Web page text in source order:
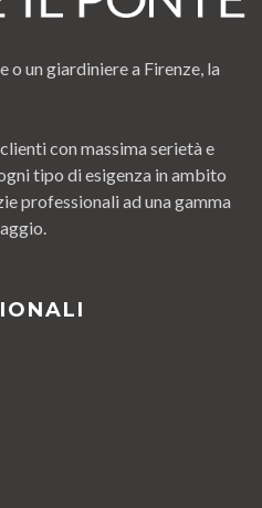
o un giardiniere a Firenze, la
con massima serietà e
tipo di esigenza in ambito
professionali ad una gamma